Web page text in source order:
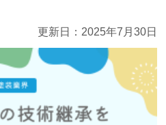
更新日： 2025年7月30日